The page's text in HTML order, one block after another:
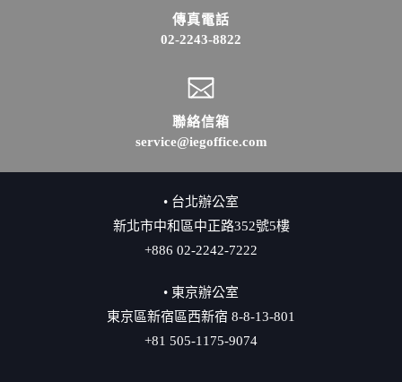
傳真電話
02-2243-8822
聯絡信箱
service@iegoffice.com
• 台北辦公室
新北市中和區中正路352號5樓
+886 02-2242-7222
• 東京辦公室
東京區新宿區西新宿 8-8-13-801
+81 505-1175-9074